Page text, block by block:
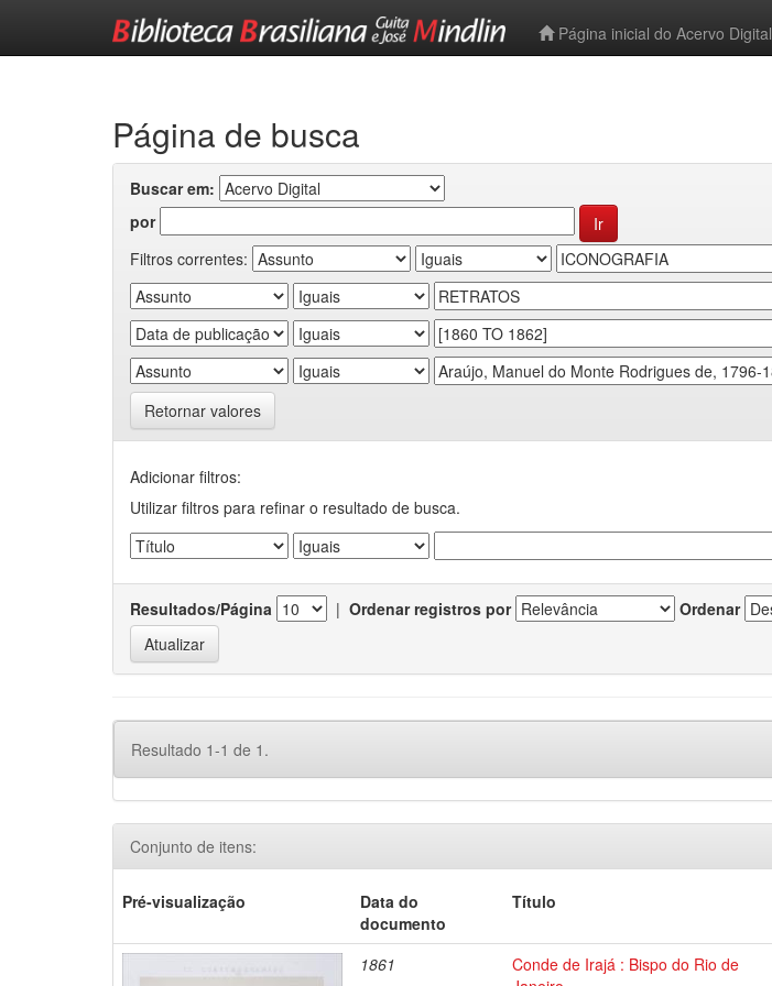
Página inicial do Acervo Digital
Página de busca
Buscar em:
por
Filtros correntes:
Retornar valores
Adicionar filtros:
Utilizar filtros para refinar o resultado de busca.
Resultados/Página | Ordenar registros por Ordenar
Resultado 1-1 de 1.
Conjunto de itens:
Pré-visualização
Data do
documento
Título
1861
Conde de Irajá : Bispo do Rio de